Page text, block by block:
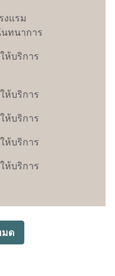
งแรม
ทนาการ
ห้บริการ
ห้บริการ
ห้บริการ
ห้บริการ
ห้บริการ
มด